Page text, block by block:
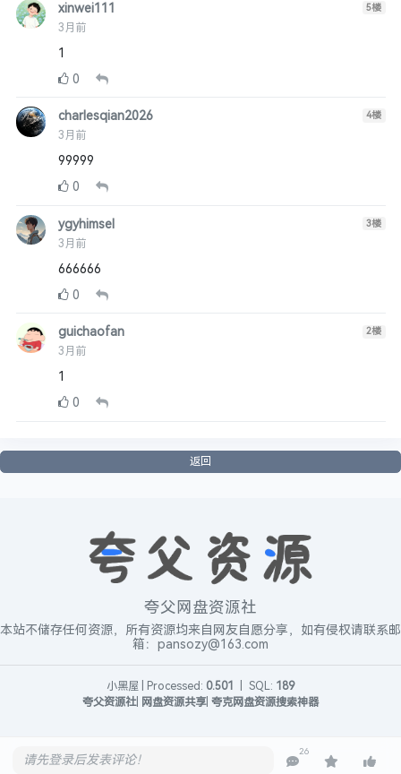
请先登录后发表评论！
26
xinwei111
3月前
5楼
1
0
charlesqian2026
3月前
4楼
99999
0
ygyhimsel
3月前
3楼
666666
0
guichaofan
3月前
2楼
1
0
返回
夸父网盘资源社
本站不储存任何资源，所有资源均来自网友自愿分享，如有侵权请联系邮
箱：pansozy@163.com
小黑屋 Processed: 0.501 SQL: 189
夸父资源社| 网盘资源共享| 夸克网盘资源搜索神器